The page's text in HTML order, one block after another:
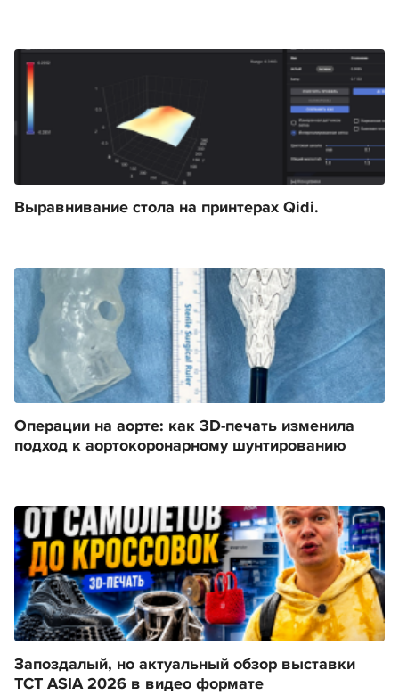
Выравнивание стола на принтерах Qidi.
Операции на аорте: как 3D-печать изменила
подход к аортокоронарному шунтированию
Запоздалый, но актуальный обзор выставки
TCT ASIA 2026 в видео формате